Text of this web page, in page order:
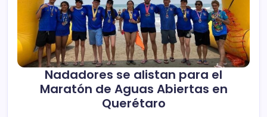
Nadadores se alistan para el
Maratón de Aguas Abiertas en
Querétaro